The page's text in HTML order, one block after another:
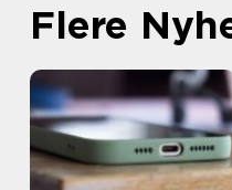
Flere